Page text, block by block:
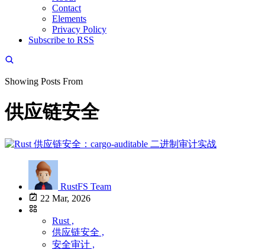
Contact
Elements
Privacy Policy
Subscribe to RSS
Showing Posts From
供应链安全
RustFS Team
22 Mar, 2026
Rust ,
供应链安全 ,
安全审计 ,